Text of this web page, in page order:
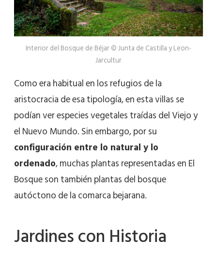
Interior del Bosque de Béjar © Junta de Castilla y Leon-
Jarcultur
Como era habitual en los refugios de la
aristocracia de esa tipología, en esta villas se
podían ver especies vegetales traídas del Viejo y
el Nuevo Mundo. Sin embargo, por su
configuración entre lo natural y lo
ordenado, muchas plantas representadas en El
Bosque son también plantas del bosque
autóctono de la comarca bejarana.
Jardines con Historia